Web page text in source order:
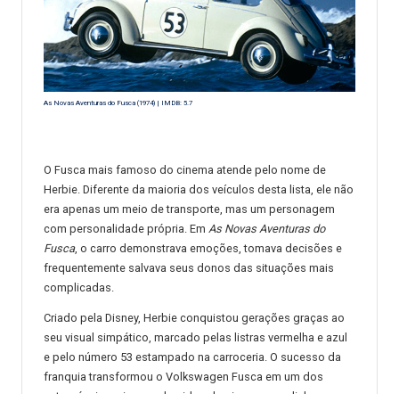
As Novas Aventuras do Fusca (1974) | IMDB: 5.7
O Fusca mais famoso do cinema atende pelo nome de
Herbie. Diferente da maioria dos veículos desta lista, ele não
era apenas um meio de transporte, mas um personagem
com personalidade própria. Em As Novas Aventuras do
Fusca, o carro demonstrava emoções, tomava decisões e
frequentemente salvava seus donos das situações mais
complicadas.
Criado pela Disney, Herbie conquistou gerações graças ao
seu visual simpático, marcado pelas listras vermelha e azul
e pelo número 53 estampado na carroceria. O sucesso da
franquia transformou o Volkswagen Fusca em um dos